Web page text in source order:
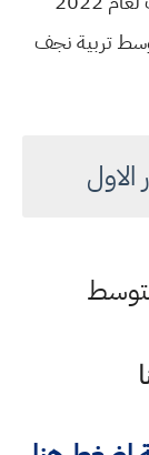
تربية نجف